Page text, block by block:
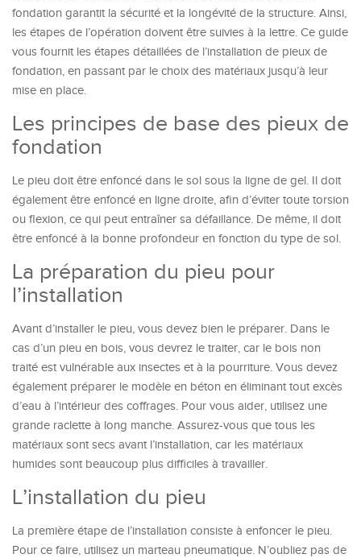
fondation garantit la sécurité et la longévité de la structure. Ainsi,
les étapes de l’opération doivent être suivies à la lettre. Ce guide
vous fournit les étapes détaillées de l’installation de pieux de
fondation, en passant par le choix des matériaux jusqu’à leur
mise en place.
Les principes de base des pieux de
fondation
Le pieu doit être enfoncé dans le sol sous la ligne de gel. Il doit
également être enfoncé en ligne droite, afin d’éviter toute torsion
ou flexion, ce qui peut entraîner sa défaillance. De même, il doit
être enfoncé à la bonne profondeur en fonction du type de sol.
La préparation du pieu pour
l’installation
Avant d’installer le pieu, vous devez bien le préparer. Dans le
cas d’un pieu en bois, vous devrez le traiter, car le bois non
traité est vulnérable aux insectes et à la pourriture. Vous devez
également préparer le modèle en béton en éliminant tout excès
d’eau à l’intérieur des coffrages. Pour vous aider, utilisez une
grande raclette à long manche. Assurez-vous que tous les
matériaux sont secs avant l’installation, car les matériaux
humides sont beaucoup plus difficiles à travailler.
L’installation du pieu
La première étape de l’installation consiste à enfoncer le pieu.
Pour ce faire, utilisez un marteau pneumatique. N’oubliez pas de